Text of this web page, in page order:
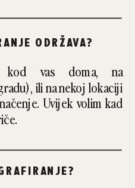
kod vas doma, na
ili na nekoj lokaciji
Uvijek volim kad
ODRŽAVA?